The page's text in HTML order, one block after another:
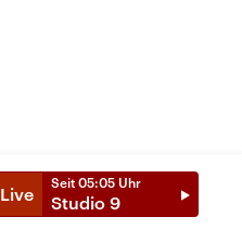
Live
Seit 05:05 Uhr
Studio 9